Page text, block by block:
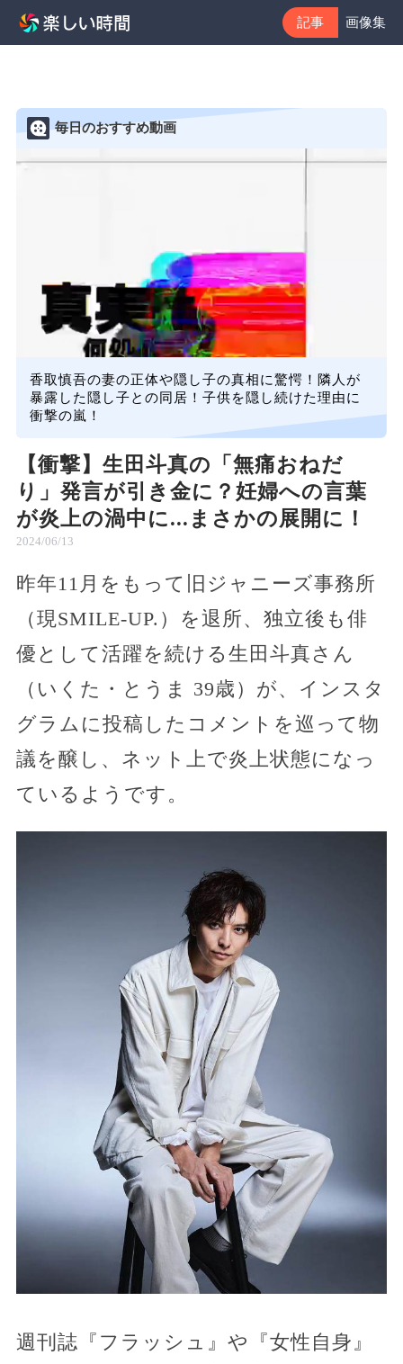
記事 画像集
毎日のおすすめ動画
香取慎吾の妻の正体や隠し子の真相に驚愕！隣人が
暴露した隠し子との同居！子供を隠し続けた理由に
衝撃の嵐！
【衝撃】生田斗真の「無痛おねだ
り」発言が引き金に？妊婦への言葉
が炎上の渦中に...まさかの展開に！
2024/06/13
昨年11月をもって旧ジャニーズ事務所
（現SMILE-UP.）を退所、独立後も俳
優として活躍を続ける生田斗真さん
（いくた・とうま 39歳）が、インスタ
グラムに投稿したコメントを巡って物
議を醸し、ネット上で炎上状態になっ
ているようです。
週刊誌『フラッシュ』や『女性自身』